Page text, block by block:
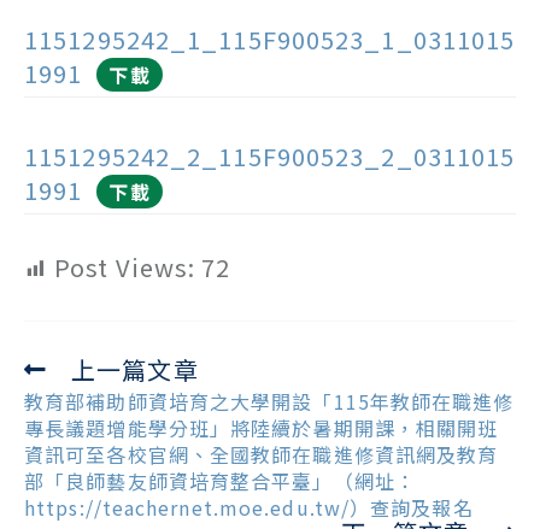
1151295242_1_115F900523_1_0311015
1991
下載
1151295242_2_115F900523_2_0311015
1991
下載
Post Views: 72
Read
more
articles
上一篇文章
教育部補助師資培育之大學開設「115年教師在職進修
專長議題增能學分班」將陸續於暑期開課，相關開班
資訊可至各校官網、全國教師在職進修資訊網及教育
部「良師藝友師資培育整合平臺」（網址：
https://teachernet.moe.edu.tw/）查詢及報名